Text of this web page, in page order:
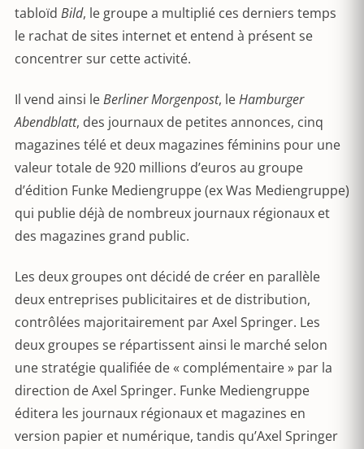
tabloïd Bild, le groupe a multiplié ces derniers temps
le rachat de sites internet et entend à présent se
concentrer sur cette activité.
Il vend ainsi leBerliner Morgenpost, leHamburger
Abendblatt, des journaux de petites annonces, cinq
magazines télé et deux magazines féminins pour une
valeur totale de 920 millions d’euros au groupe
d’édition Funke Mediengruppe (ex Was Mediengruppe)
qui publie déjà de nombreux journaux régionaux et
des magazines grand public.
Les deux groupes ont décidé de créer en parallèle
deux entreprises publicitaires et de distribution,
contrôlées majoritairement par Axel Springer. Les
deux groupes se répartissent ainsi le marché selon
une stratégie qualifiée de « complémentaire » par la
direction de Axel Springer. Funke Mediengruppe
éditera les journaux régionaux et magazines en
version papier et numérique, tandis qu’Axel Springer